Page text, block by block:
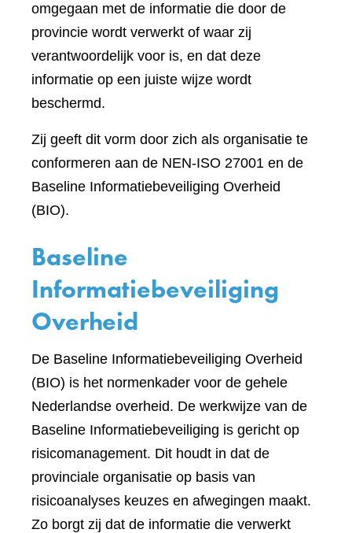
omgegaan met de informatie die door de
provincie wordt verwerkt of waar zij
verantwoordelijk voor is, en dat deze
informatie op een juiste wijze wordt
beschermd.
Zij geeft dit vorm door zich als organisatie te
conformeren aan de NEN-ISO 27001 en de
Baseline Informatiebeveiliging Overheid
(BIO).
Baseline
Informatiebeveiliging
Overheid
De Baseline Informatiebeveiliging Overheid
(BIO) is het normenkader voor de gehele
Nederlandse overheid. De werkwijze van de
Baseline Informatiebeveiliging is gericht op
risicomanagement. Dit houdt in dat de
provinciale organisatie op basis van
risicoanalyses keuzes en afwegingen maakt.
Zo borgt zij dat de informatie die verwerkt